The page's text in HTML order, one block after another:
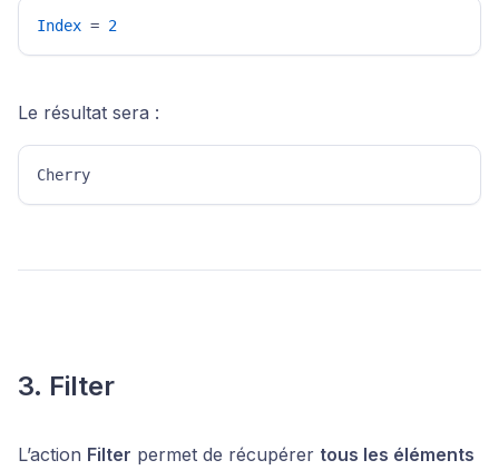
Index = 2
Le résultat sera :
Cherry
3. Filter
L’action Filter permet de récupérer tous les éléments